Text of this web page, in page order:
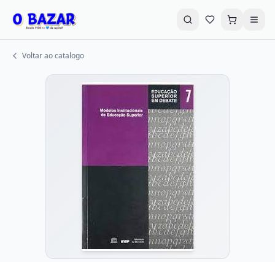
Destaques
CD's e DVD's
Autoajuda
Literatura Infantil
Voltar ao catalogo